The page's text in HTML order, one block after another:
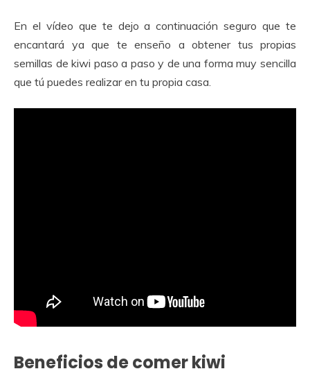
En el vídeo que te dejo a continuación seguro que te
encantará ya que te enseño a obtener tus propias
semillas de kiwi paso a paso y de una forma muy sencilla
que tú puedes realizar en tu propia casa.
Beneficios de comer kiwi